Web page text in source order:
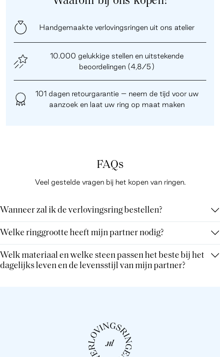
Handgemaakte verlovingsringen uit ons atelier
10.000 gelukkige stellen en uitstekende
beoordelingen (4,8/5)
101 dagen retourgarantie – neem de tijd voor uw
aanzoek en laat uw ring op maat maken
FAQs
Veel gestelde vragen bij het kopen van ringen.
Wanneer zal ik de verlovingsring bestellen?
Welke ringgrootte heeft mijn partner nodig?
Welk materiaal en welke steen passen het beste bij het
dagelijks leven en de levensstijl van mijn partner?